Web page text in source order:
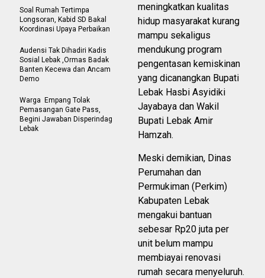
meningkatkan kualitas
hidup masyarakat kurang
mampu sekaligus
mendukung program
pengentasan kemiskinan
yang dicanangkan Bupati
Lebak Hasbi Asyidiki
Jayabaya dan Wakil
Bupati Lebak Amir
Hamzah.
Meski demikian, Dinas
Perumahan dan
Permukiman (Perkim)
Kabupaten Lebak
mengakui bantuan
sebesar Rp20 juta per
unit belum mampu
membiayai renovasi
rumah secara menyeluruh.
Soal Rumah Tertimpa
Longsoran, Kabid SD Bakal
Koordinasi Upaya Perbaikan
Audensi Tak Dihadiri Kadis
Sosial Lebak ,Ormas Badak
Banten Kecewa dan Ancam
Demo
Warga Empang Tolak
Pemasangan Gate Pass,
Begini Jawaban Disperindag
Lebak